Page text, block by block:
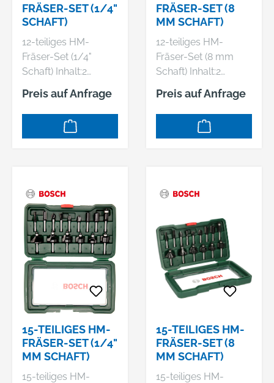
FRÄSER-SET (1/4"
SCHAFT)
12-teiliges HM-
Fräser-Set (1/4"
Schaft) Inhalt:2
Kugellager:Ø 21,8, R
6,3, L 13,5 mm;Ø
28,1, R 9,5, L 16,5
Winkel 45°, L 15 mm2
Hohlkehlfräser: Ø
12,7, R 6,3, L 12,7
mm;Ø 21,8, R 6,3, L
13 mm3 Nutfräser: Ø
6 / 12 / 16, L 19,7
mm1 Profilfräser: Ø
25, R 4,5, L 16,3 mm1
V-Nutfräser: Ø 12,7 /
mm1 Zinken- und
Gratfräser: Ø 12,7 /
Preis auf Anfrage
FRÄSER-SET (8
MM SCHAFT)
12-teiliges HM-
Fräser-Set (8 mm
Schaft) Inhalt:2
Kugellager:Ø 21,8, R
6,3, L 13,5 mm;Ø
28,1, R 9,5, L 16,5
Winkel 45°, L 15 mm2
12,7, R 6,3, L 12,7
mm;Ø 21,8, R 6,3, L
13 mm3 Nutfräser: Ø
6 / 12 / 16, L 19,7
mm1 Profilfräser: Ø
25, R 4,5, L 16,3 mm1
mm1 Zinken- und
Gratfräser: Ø 12,7 /
Preis auf Anfrage
15-TEILIGES HM-
FRÄSER-SET (1/4"
MM SCHAFT)
15-teiliges HM-
15-TEILIGES HM-
FRÄSER-SET (8
MM SCHAFT)
15-teiliges HM-